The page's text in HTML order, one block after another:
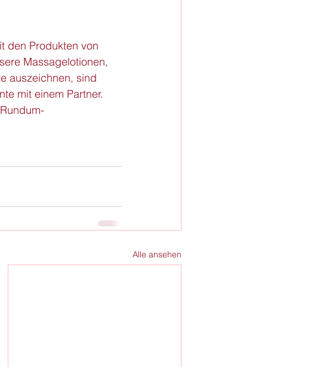
den Produkten von
Massagelotionen,
auszeichnen, sind
mit einem Partner.
Alle ansehen